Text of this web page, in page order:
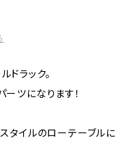
ドラック。
ーツになります！
タイルのローテーブルに